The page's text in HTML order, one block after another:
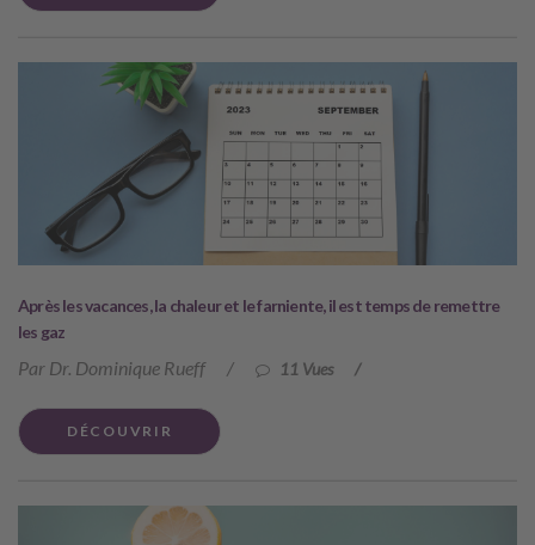
Après les vacances, la chaleur et le farniente, il est temps de remettre
les gaz
Par Dr. Dominique Rueff / 11 Vues /
DÉCOUVRIR